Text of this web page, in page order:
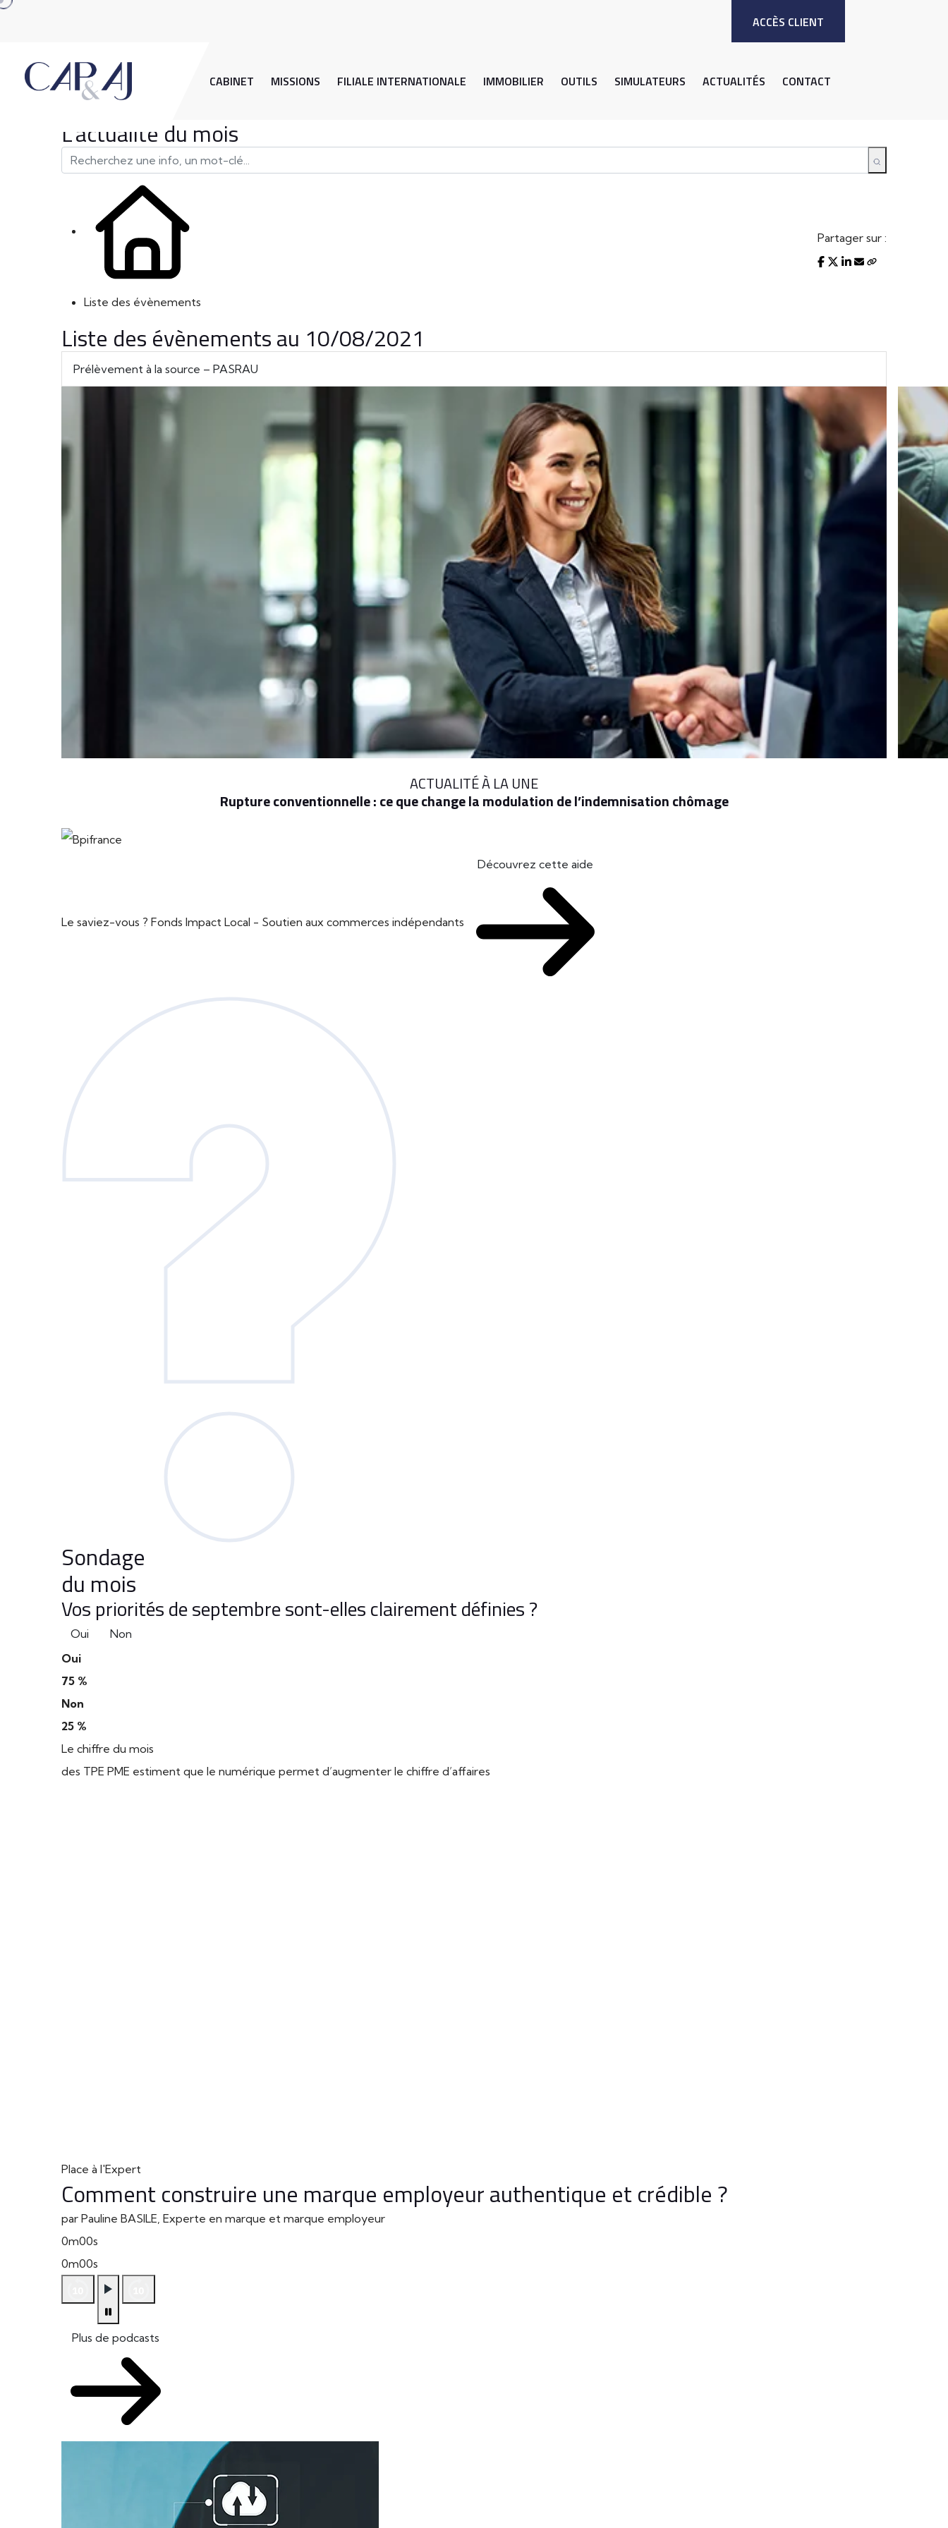
ACCÈS CLIENT
CABINET MISSIONS FILIALE INTERNATIONALE IMMOBILIER OUTILS SIMULATEURS ACTUALITÉS CONTACT
L'actualité du mois
Liste des évènements
Partager sur :
Liste des évènements au 10/08/2021
Prélèvement à la source – PASRAU
ACTUALITÉ À LA UNE
Rupture conventionnelle : ce que change la modulation de l’indemnisation chômage
Le saviez-vous ? Fonds Impact Local - Soutien aux commerces indépendants
Découvrez cette aide
Sondage
du mois
Vos priorités de septembre sont-elles clairement définies ?
Oui
Non
Oui
75 %
Non
25 %
Le chiffre du mois
des TPE PME estiment que le numérique permet d’augmenter le chiffre d’affaires
Place à l'Expert
Comment construire une marque employeur authentique et crédible ?
par Pauline BASILE, Experte en marque et marque employeur
0m00s
0m00s
Plus de podcasts